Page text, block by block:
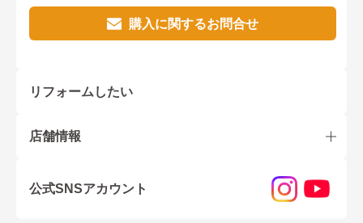
購入に関するお問合せ
リフォームしたい
店舗情報
公式SNSアカウント